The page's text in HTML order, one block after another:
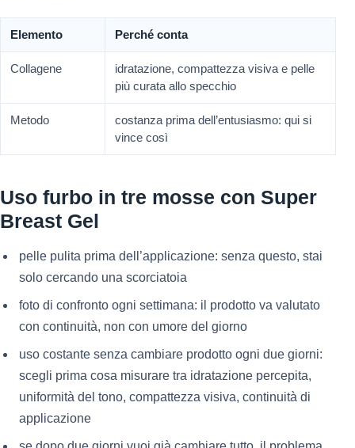
Elemento Perché conta
Collagene
idratazione, compattezza visiva e pelle
più curata allo specchio
Metodo
costanza prima dell’entusiasmo: qui si
vince così
Uso furbo in tre mosse con Super
Breast Gel
pelle pulita prima dell’applicazione: senza questo, stai
solo cercando una scorciatoia
foto di confronto ogni settimana: il prodotto va valutato
con continuità, non con umore del giorno
uso costante senza cambiare prodotto ogni due giorni:
scegli prima cosa misurare tra idratazione percepita,
uniformità del tono, compattezza visiva, continuità di
applicazione